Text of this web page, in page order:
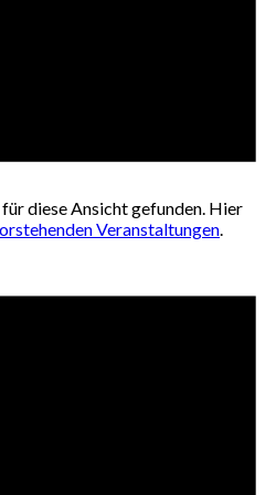
diese Ansicht gefunden. Hier
Veranstaltungen.